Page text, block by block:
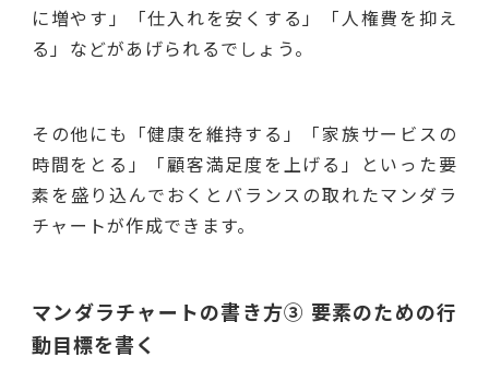
に増やす」「仕入れを安くする」「人権費を抑え
る」などがあげられるでしょう。
その他にも「健康を維持する」「家族サービスの
時間をとる」「顧客満足度を上げる」といった要
素を盛り込んでおくとバランスの取れたマンダラ
チャートが作成できます。
マンダラチャートの書き方③ 要素のための行
動目標を書く